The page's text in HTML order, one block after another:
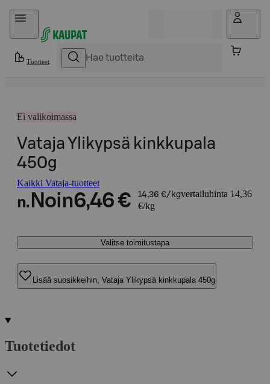
Hyppää sisältöön
Tuotteet
Ei valikoimassa
Vataja Ylikypsä kinkkupala
450g
Kaikki Vataja-tuotteet
n. Noin6,46 € 14,36 €/kgvertailuhinta 14,36
€/kg
Valitse toimitustapa
Lisää suosikkeihin, Vataja Ylikypsä kinkkupala 450g
Tuotetiedot